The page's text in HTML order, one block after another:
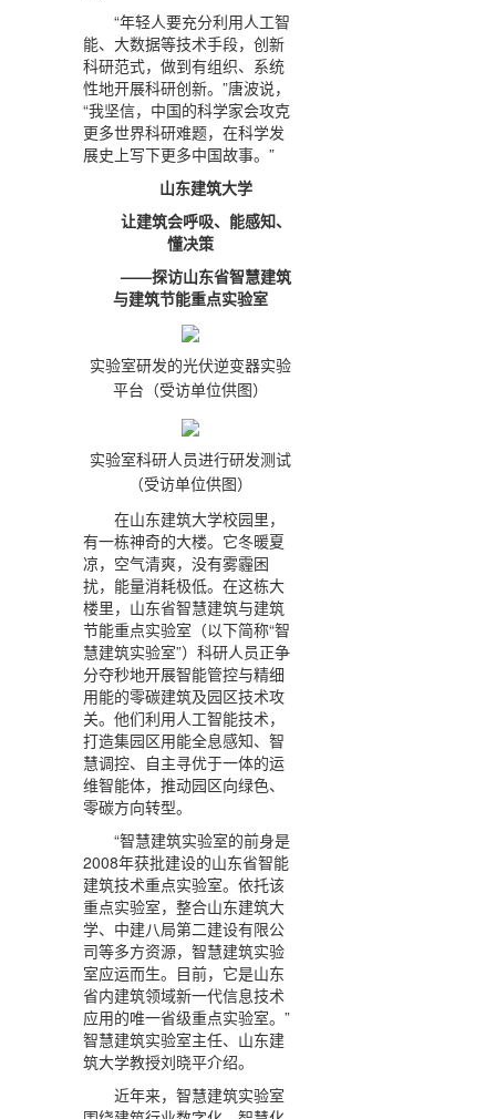
“年轻人要充分利用人工智
能、大数据等技术手段，创新
科研范式，做到有组织、系统
性地开展科研创新。”唐波说，
“我坚信，中国的科学家会攻克
更多世界科研难题，在科学发
展史上写下更多中国故事。”
山东建筑大学
让建筑会呼吸、能感知、
懂决策
——探访山东省智慧建筑
与建筑节能重点实验室
实验室研发的光伏逆变器实验
平台（受访单位供图）
实验室科研人员进行研发测试
（受访单位供图）
在山东建筑大学校园里，
有一栋神奇的大楼。它冬暖夏
凉，空气清爽，没有雾霾困
扰，能量消耗极低。在这栋大
楼里，山东省智慧建筑与建筑
节能重点实验室（以下简称“智
慧建筑实验室”）科研人员正争
分夺秒地开展智能管控与精细
用能的零碳建筑及园区技术攻
关。他们利用人工智能技术，
打造集园区用能全息感知、智
慧调控、自主寻优于一体的运
维智能体，推动园区向绿色、
零碳方向转型。
“智慧建筑实验室的前身是
2008年获批建设的山东省智能
建筑技术重点实验室。依托该
重点实验室，整合山东建筑大
学、中建八局第二建设有限公
司等多方资源，智慧建筑实验
室应运而生。目前，它是山东
省内建筑领域新一代信息技术
应用的唯一省级重点实验室。”
智慧建筑实验室主任、山东建
筑大学教授刘晓平介绍。
近年来，智慧建筑实验室